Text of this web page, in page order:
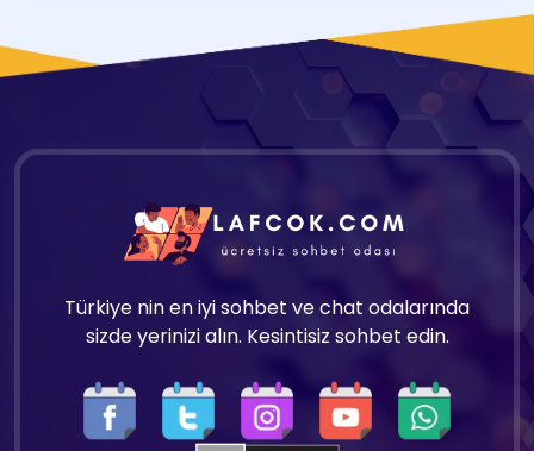
Türkiye nin en iyi sohbet ve chat odalarında
sizde yerinizi alın. Kesintisiz sohbet edin.